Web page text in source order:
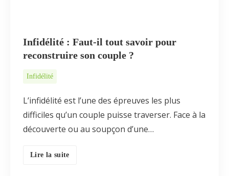
Infidélité : Faut-il tout savoir pour
reconstruire son couple ?
Infidélité
L’infidélité est l’une des épreuves les plus
difficiles qu’un couple puisse traverser. Face à la
découverte ou au soupçon d’une…
Lire la suite